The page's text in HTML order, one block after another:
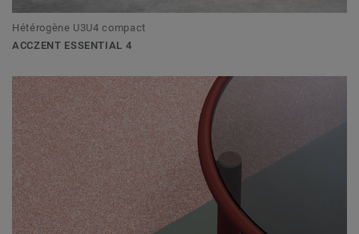
Hétérogène U3U4 compact
ACCZENT ESSENTIAL 4